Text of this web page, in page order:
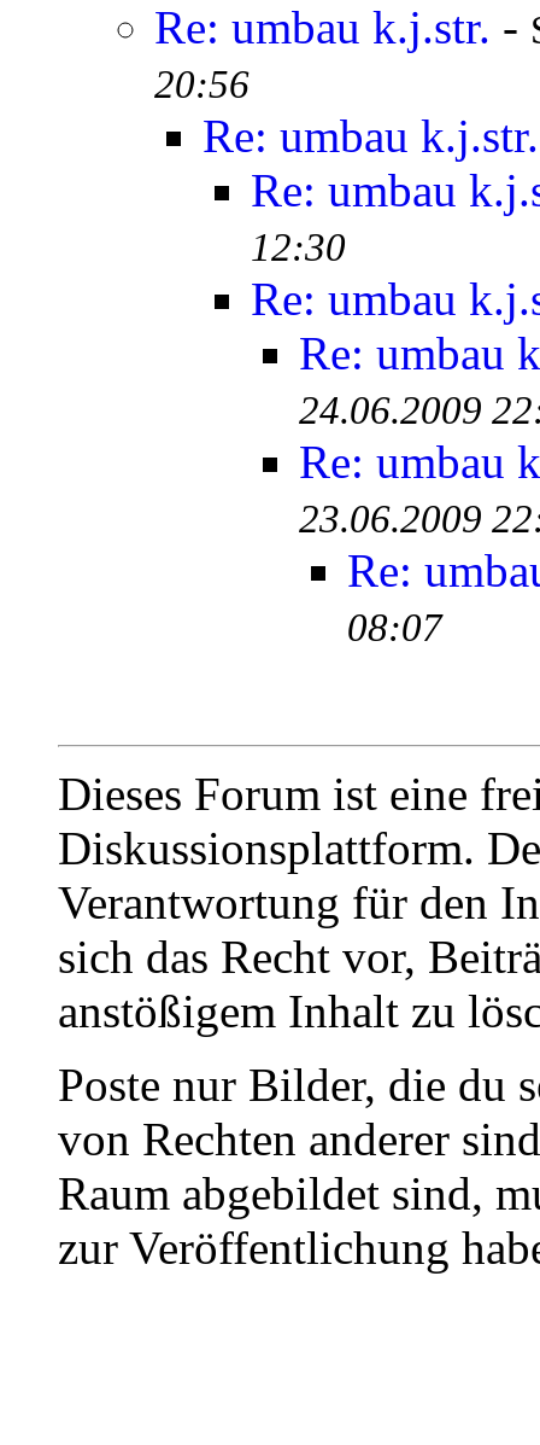
Re: umbau k.j.str. -
20:56
Re: umbau k.j.str.
Re: umbau
12:30
Re: umbau
Re: umbau
24.06.2009
Re: umbau
23.06.2009
Re:
08:07
Dieses Forum ist eine
Diskussionsplattform.
Verantwortung für den
sich das Recht vor,
anstößigem Inhalt zu
Poste nur Bilder, die du
von Rechten anderer
Raum abgebildet sind,
zur Veröffentlichung